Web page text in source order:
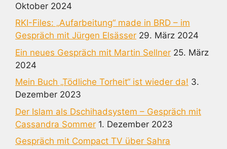
Oktober 2024
RKI-Files: „Aufarbeitung“ made in BRD – im
Gespräch mit Jürgen Elsässer 29. März 2024
Ein neues Gespräch mit Martin Sellner 25. März
2024
Mein Buch „Tödliche Torheit“ ist wieder da! 3.
Dezember 2023
Der Islam als Dschihadsystem – Gespräch mit
Cassandra Sommer 1. Dezember 2023
Gespräch mit Compact TV über Sahra